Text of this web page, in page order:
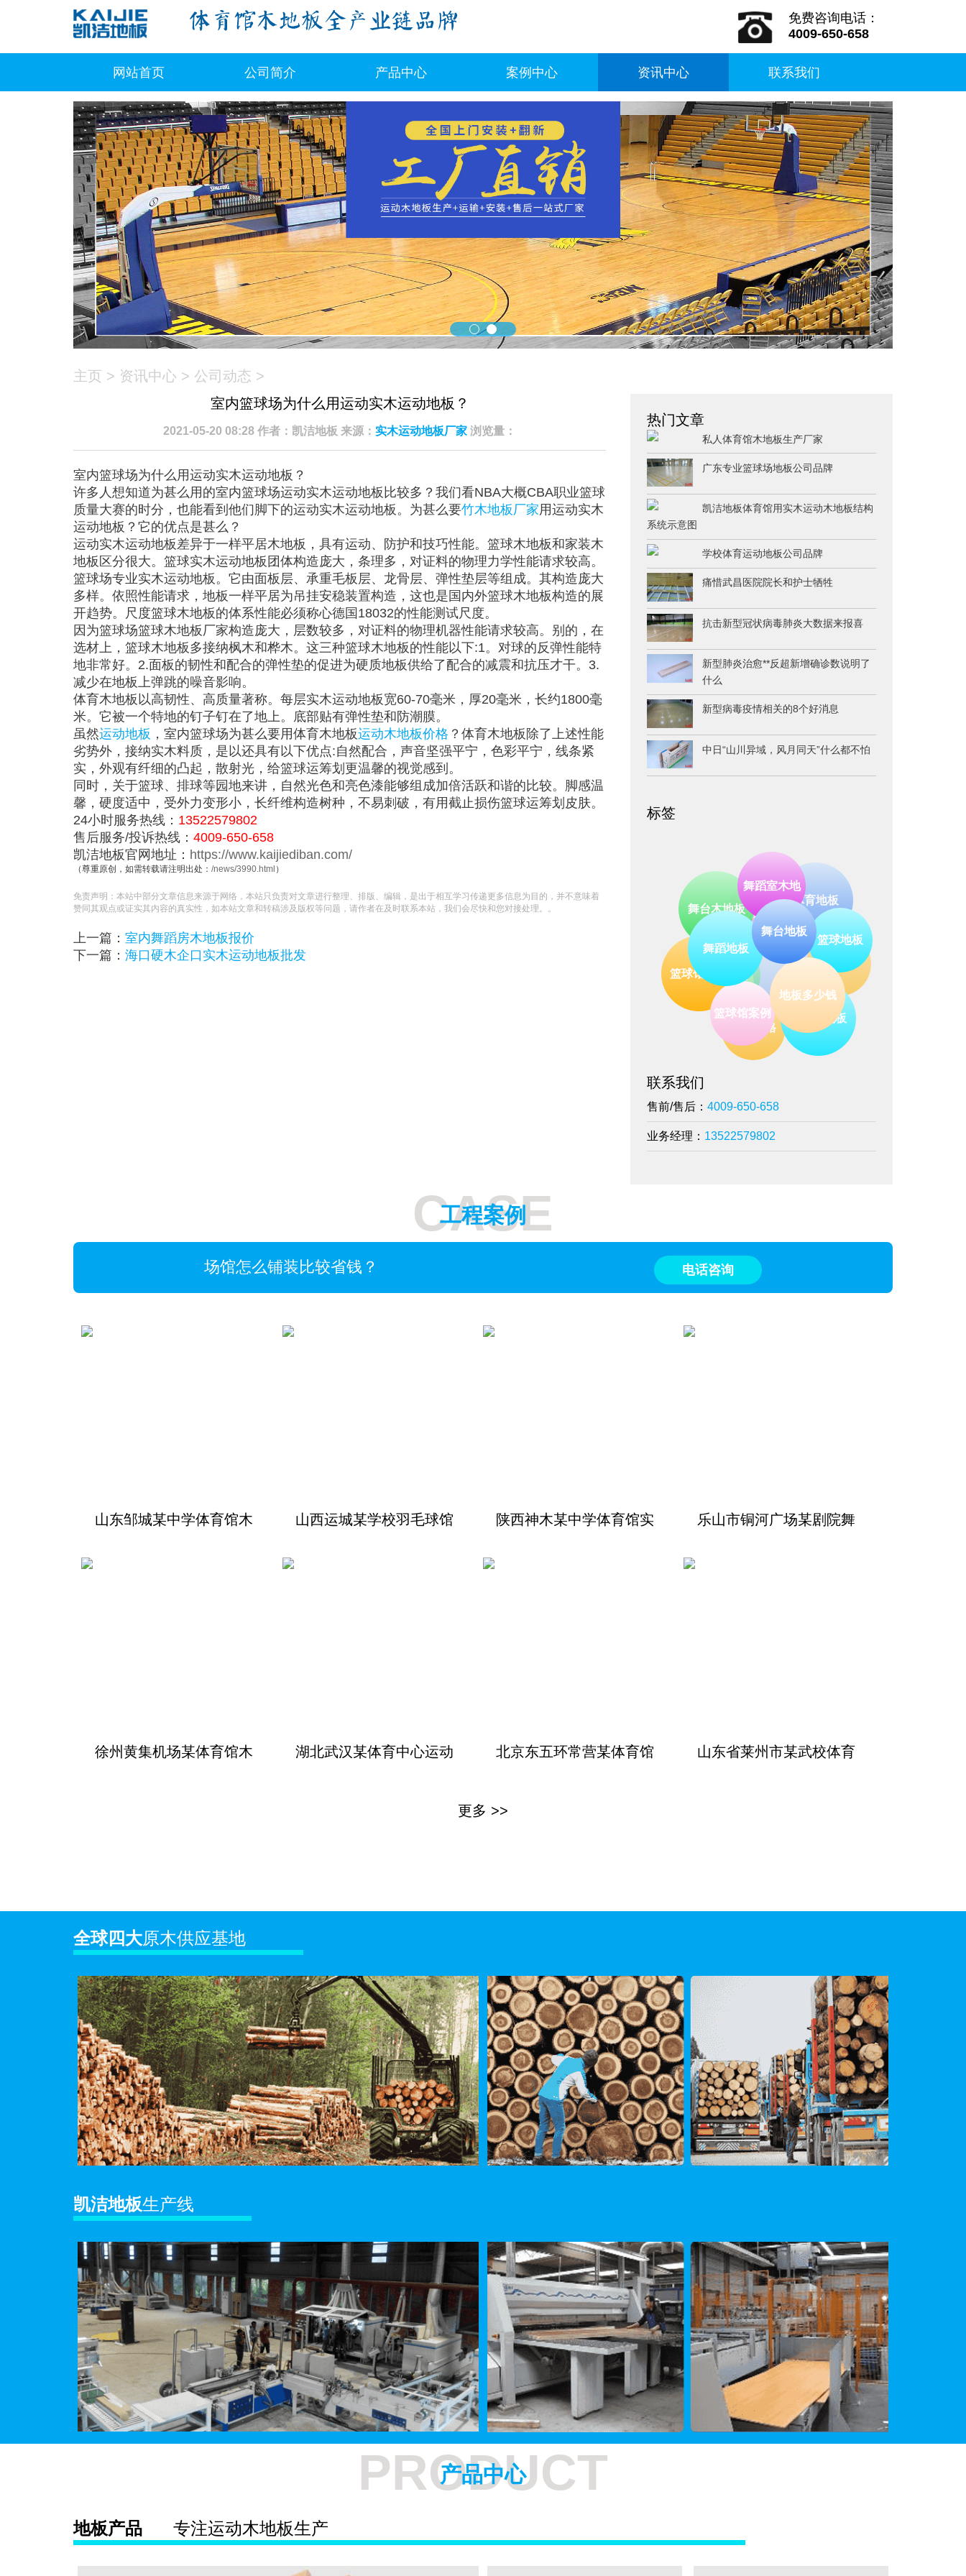
免费咨询电话：
4009-650-658
网站首页 公司简介 产品中心 案例中心 资讯中心 联系我们
主页 > 资讯中心 > 公司动态 >
室内篮球场为什么用运动实木运动地板？
2021-05-20 08:28 作者：凯洁地板 来源： 实木运动地板厂家 浏览量：
室内篮球场为什么用运动实木运动地板？
许多人想知道为甚么用的室内篮球场运动实木运动地板比较多？我们看NBA大概CBA职业篮球
质量大赛的时分，也能看到他们脚下的运动实木运动地板。为甚么要竹木地板厂家用运动实木
运动地板？它的优点是甚么？
运动实木运动地板差异于一样平居木地板，具有运动、防护和技巧性能。篮球木地板和家装木
地板区分很大。篮球实木运动地板团体构造庞大，条理多，对证料的物理力学性能请求较高。
篮球场专业实木运动地板。它由面板层、承重毛板层、龙骨层、弹性垫层等组成。其构造庞大
多样。依照性能请求，地板一样平居为吊挂安稳装置构造，这也是国内外篮球木地板构造的展
开趋势。尺度篮球木地板的体系性能必须称心德国18032的性能测试尺度。
因为篮球场篮球木地板厂家构造庞大，层数较多，对证料的物理机器性能请求较高。别的，在
选材上，篮球木地板多接纳枫木和桦木。这三种篮球木地板的性能以下:1。对球的反弹性能特
地非常好。2.面板的韧性和配合的弹性垫的促进为硬质地板供给了配合的减震和抗压才干。3.
减少在地板上弹跳的噪音影响。
体育木地板以高韧性、高质量著称。每层实木运动地板宽60-70毫米，厚20毫米，长约1800毫
米。它被一个特地的钉子钉在了地上。底部贴有弹性垫和防潮膜。
虽然运动地板 ，室内篮球场为甚么要用体育木地板运动木地板价格 ？体育木地板除了上述性能
劣势外，接纳实木料质，是以还具有以下优点:自然配合，声音坚强平宁，色彩平宁，线条紧
实，外观有纤细的凸起，散射光，给篮球运筹划更温馨的视觉感到。
同时，关于篮球、排球等园地来讲，自然光色和亮色漆能够组成加倍活跃和谐的比较。脚感温
馨，硬度适中，受外力变形小，长纤维构造树种，不易刺破，有用截止损伤篮球运筹划皮肤。
24小时服务热线： 13522579802
售后服务/投诉热线： 4009-650-658
凯洁地板官网地址： https://www.kaijiediban.com/
（尊重原创，如需转载请注明出处： /news/3990.html ）
免责声明：本站中部分文章信息来源于网络，本站只负责对文章进行整理、排版、编辑，是出于相互学习传递更多信息为目的，并不意味着
赞同其观点或证实其内容的真实性，如本站文章和转稿涉及版权等问题，请作者在及时联系本站，我们会尽快和您对接处理。。
上一篇： 室内舞蹈房木地板报价
下一篇： 海口硬木企口实木运动地板批发
热门文章
私人体育馆木地板生产厂家
广东专业篮球场地板公司品牌
凯洁地板体育馆用实木运动木地板结构
系统示意图
学校体育运动地板公司品牌
痛惜武昌医院院长和护士牺牲
抗击新型冠状病毒肺炎大数据来报喜
新型肺炎治愈**反超新增确诊数说明了
什么
新型病毒疫情相关的8个好消息
中日“山川异域，风月同天”什么都不怕
标签
凯洁 木地板
地板价格
地板销售
运动木地板 体育地板
篮球地板
地板多少钱
篮球馆案例
篮球馆保养
舞台木地板
舞蹈室木地
板
舞台地板
舞蹈地板
联系我们
售前/售后： 4009-650-658
业务经理： 13522579802
CASE
工程案例
场馆怎么铺装比较省钱？ 电话咨询
山东邹城某中学体育馆木 山西运城某学校羽毛球馆 陕西神木某中学体育馆实 乐山市铜河广场某剧院舞
徐州黄集机场某体育馆木 湖北武汉某体育中心运动 北京东五环常营某体育馆 山东省莱州市某武校体育
更多 >>
全球四大原木供应基地
凯洁地板生产线
PRODUCT
产品中心
地板产品 专注运动木地板生产